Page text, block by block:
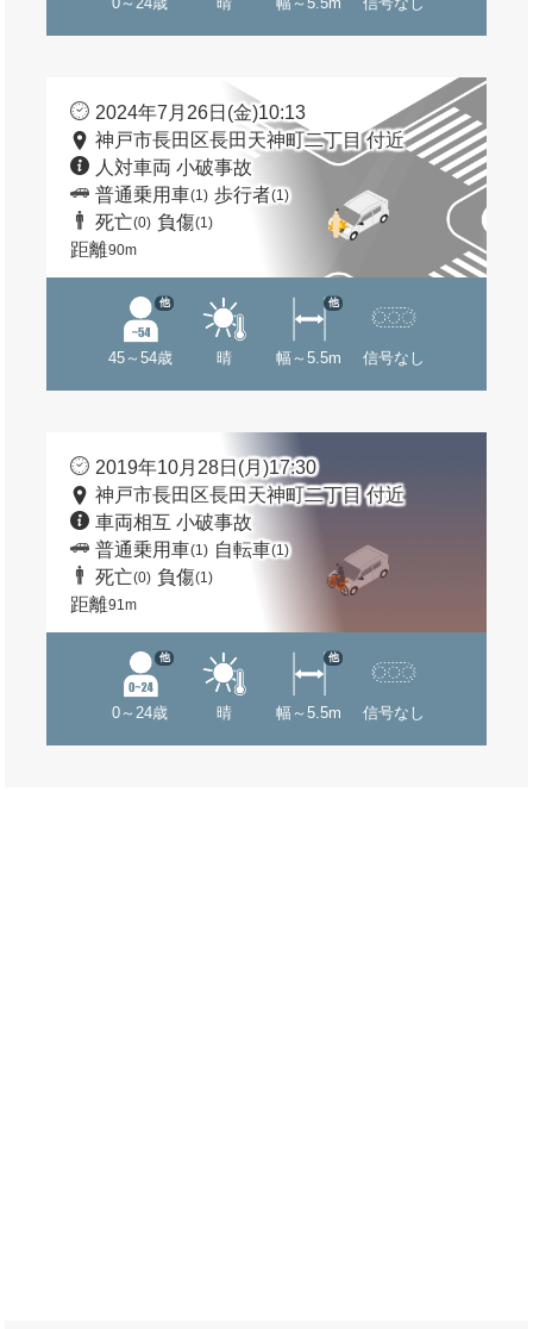
2024年7月26日(金)10:13
神戸市長田区長田天神町二丁目 付近
人対車両 小破事故
普通乗用車(1) 歩行者(1)
死亡(0) 負傷(1)
距離90m
45～54歳
他
晴 幅～5.5m
他
信号なし
2019年10月28日(月)17:30
神戸市長田区長田天神町二丁目 付近
車両相互 小破事故
普通乗用車(1) 自転車(1)
死亡(0) 負傷(1)
距離91m
0～24歳
他
晴 幅～5.5m
他
信号なし